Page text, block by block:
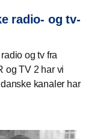
radio- og tv-
og tv fra
og TV 2 har vi
kanaler har